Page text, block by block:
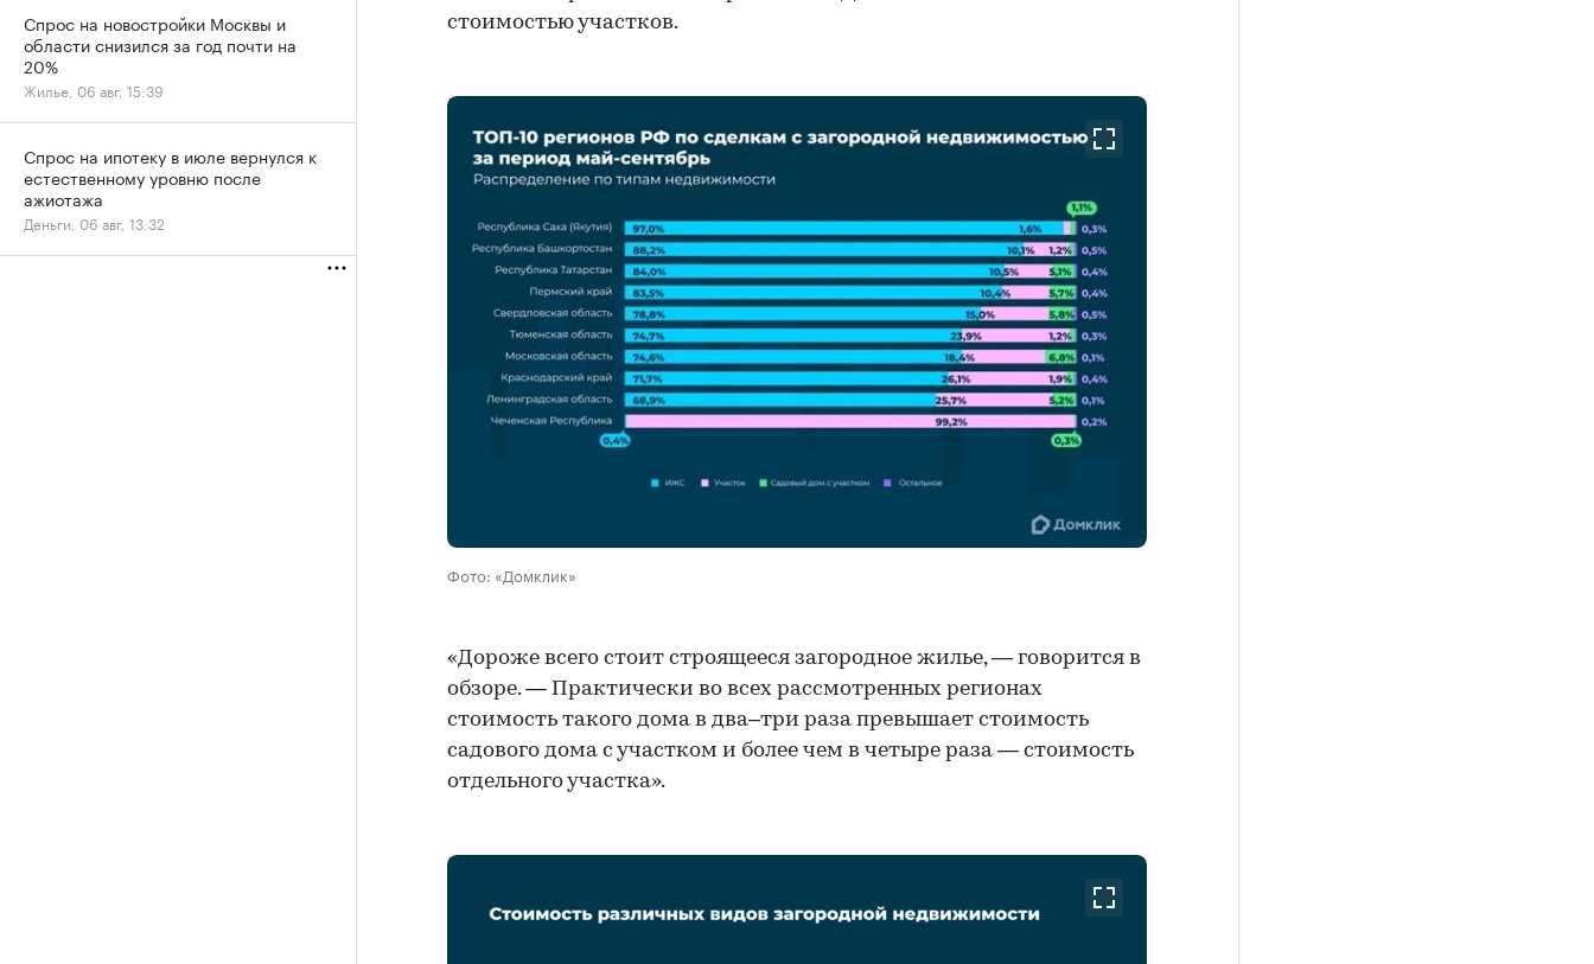
стоимостью участков.
Фото: «Домклик»
«Дороже всего стоит строящееся загородное жилье, — говорится в
обзоре. — Практически во всех рассмотренных регионах
стоимость такого дома в два–три раза превышает стоимость
садового дома с участком и более чем в четыре раза — стоимость
отдельного участка».
Спрос на новостройки Москвы и
области снизился за год почти на
20%
Жилье, 06 авг, 15:39
Спрос на ипотеку в июле вернулся к
естественному уровню после
ажиотажа
Деньги, 06 авг, 13:32